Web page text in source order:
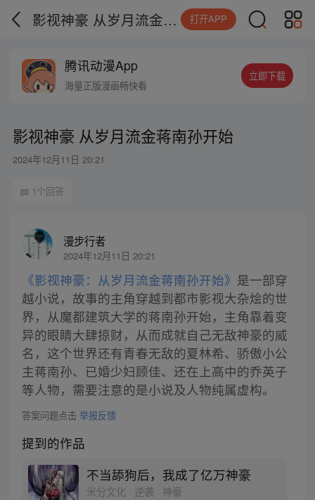
影视神豪 从岁月流金蒋南孙开始 打开APP
腾讯动漫App
海量正版漫画畅快看
立即下载
影视神豪 从岁月流金蒋南孙开始
2024年12月11日 20:21
1个回答
漫步行者
2024年12月11日 20:21
《影视神豪：从岁月流金蒋南孙开始》 是一部穿
越小说，故事的主角穿越到都市影视大杂烩的世
界，从魔都建筑大学的蒋南孙开始，主角靠着变
异的眼睛大肆掠财，从而成就自己无敌神豪的威
名，这个世界还有青春无敌的夏林希、骄傲小公
主蒋南孙、已婚少妇顾佳、还在上高中的乔英子
等人物，需要注意的是小说及人物纯属虚构。
答案问题点击 举报反馈
提到的作品
不当舔狗后，我成了亿万神豪
米分文化 · 逆袭 · 神豪